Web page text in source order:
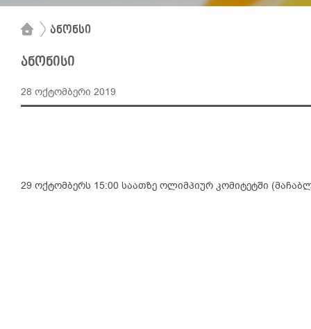
ანონსი
ანონისი
28 ოქტომბერი 2019
29 ოქტომბერს 15:00 საათზე ოლიმპიურ კომიტეტში